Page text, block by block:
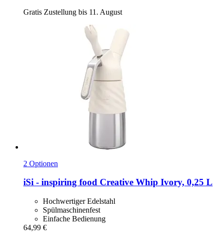
Gratis Zustellung bis 11. August
2 Optionen
iSi - inspiring food Creative Whip Ivory, 0,25 L
Hochwertiger Edelstahl
Spülmaschinenfest
Einfache Bedienung
64,99 €